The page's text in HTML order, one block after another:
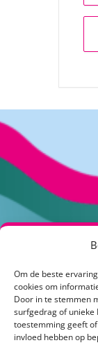
Om de beste
cookies om
Door in te stemmen
surfgedrag of unieke
toestemming geeft
invloed hebben op
Kuipershof 2
4191 KH